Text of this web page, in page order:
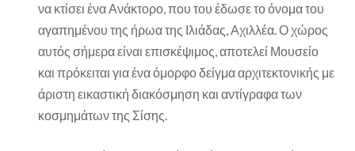
να κτίσει ένα Ανάκτορο, που του έδωσε το όνομα του
αγαπημένου της ήρωα της Ιλιάδας, Αχιλλέα. Ο χώρος
αυτός σήμερα είναι επισκέψιμος, αποτελεί Μουσείο
και πρόκειται για ένα όμορφο δείγμα αρχιτεκτονικής με
άριστη εικαστική διακόσμηση και αντίγραφα των
κοσμημάτων της Σίσης.